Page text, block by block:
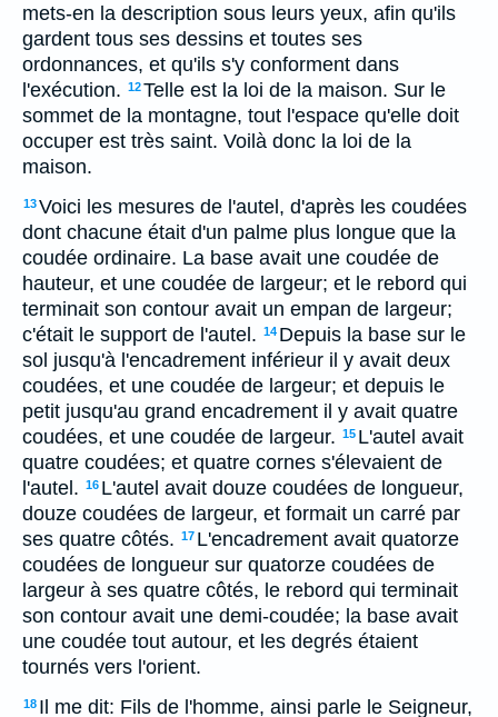
mets-en la description sous leurs yeux, afin qu'ils
gardent tous ses dessins et toutes ses
ordonnances, et qu'ils s'y conforment dans
l'exécution. 12Telle est la loi de la maison. Sur le
sommet de la montagne, tout l'espace qu'elle doit
occuper est très saint. Voilà donc la loi de la
maison.
13Voici les mesures de l'autel, d'après les coudées
dont chacune était d'un palme plus longue que la
coudée ordinaire. La base avait une coudée de
hauteur, et une coudée de largeur; et le rebord qui
terminait son contour avait un empan de largeur;
c'était le support de l'autel. 14 Depuis la base sur le
sol jusqu'à l'encadrement inférieur il y avait deux
coudées, et une coudée de largeur; et depuis le
petit jusqu'au grand encadrement il y avait quatre
coudées, et une coudée de largeur. 15 L'autel avait
quatre coudées; et quatre cornes s'élevaient de
l'autel. 16 L'autel avait douze coudées de longueur,
douze coudées de largeur, et formait un carré par
ses quatre côtés. 17 L'encadrement avait quatorze
coudées de longueur sur quatorze coudées de
largeur à ses quatre côtés, le rebord qui terminait
son contour avait une demi-coudée; la base avait
une coudée tout autour, et les degrés étaient
tournés vers l'orient.
18 Il me dit: Fils de l'homme, ainsi parle le Seigneur,